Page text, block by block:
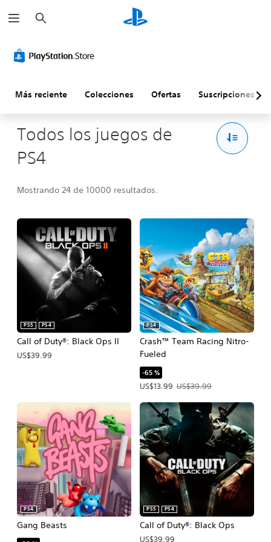
u
s
r
Más reciente Colecciones Ofertas Suscripciones
Todos los juegos de
PS4
Mostrando 24 de 10000 resultados.
Call of Duty®: Black Ops II
PS5 PS4
US$39.99
Crash™ Team Racing Nitro-
Fueled
PS4
-65 %
US$13.99
Precio de la oferta: US$13.99.
US$39.99
Gang Beasts
PS4
Call of Duty®: Black Ops
PS5 PS4
US$39.99